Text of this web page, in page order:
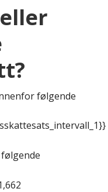
følgende